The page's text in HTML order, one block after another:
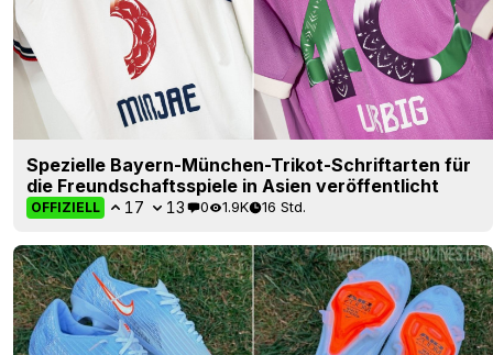
Spezielle Bayern-München-Trikot-Schriftarten für
die Freundschaftsspiele in Asien veröffentlicht
OFFIZIELL 17 13 0 1.9K 16 Std.